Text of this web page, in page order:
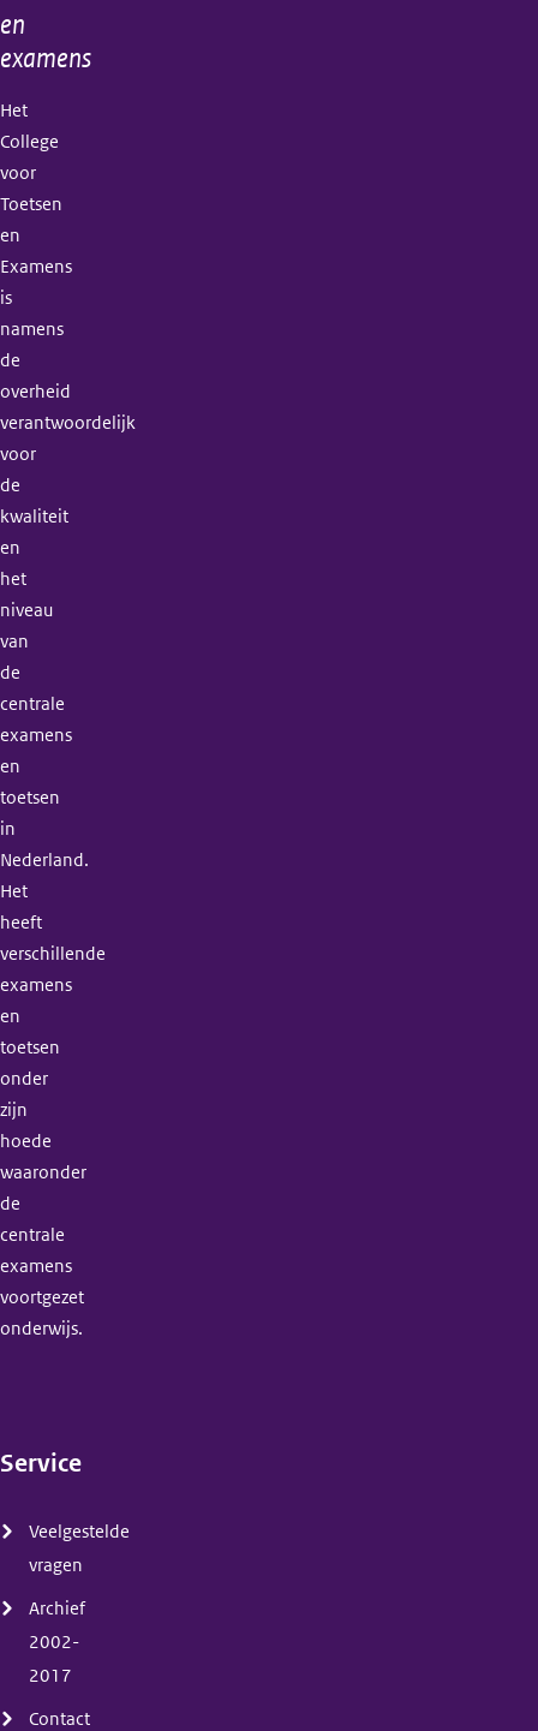
en
examens
Het
College
voor
Toetsen
en
Examens
is
namens
de
overheid
verantwoordelijk
voor
de
kwaliteit
en
het
niveau
van
de
centrale
examens
en
toetsen
in
Nederland.
Het
heeft
verschillende
examens
en
toetsen
onder
zijn
hoede
waaronder
de
centrale
examens
voortgezet
onderwijs.
Service
Veelgestelde
vragen
Archief
2002-
2017
Contact